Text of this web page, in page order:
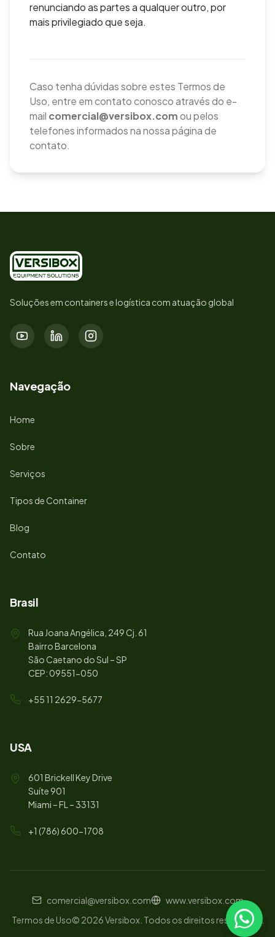
renunciando as partes a qualquer outro, por
mais privilegiado que seja.
Caso tenha dúvidas sobre estes Termos de
Uso, entre em contato conosco através do e-
mail comercial@versibox.comou pelos
telefones informados na nossa página de
contato.
Soluções em containers e logística com atuação global
Navegação
Home
Sobre
Serviços
Tipos de Container
Blog
Contato
Brasil
Rua Joana Angélica, 249 Cj. 61
Bairro Barcelona
São Caetano do Sul – SP
CEP: 09551-050
+55 11 2629-5677
USA
601 Brickell Key Drive
Suíte 901
Miami – FL – 33131
+1 (786) 600-1708
comercial@versibox.com
www.versibox.com
Termos de Uso© 2026Versibox. Todos os direitos reservados.